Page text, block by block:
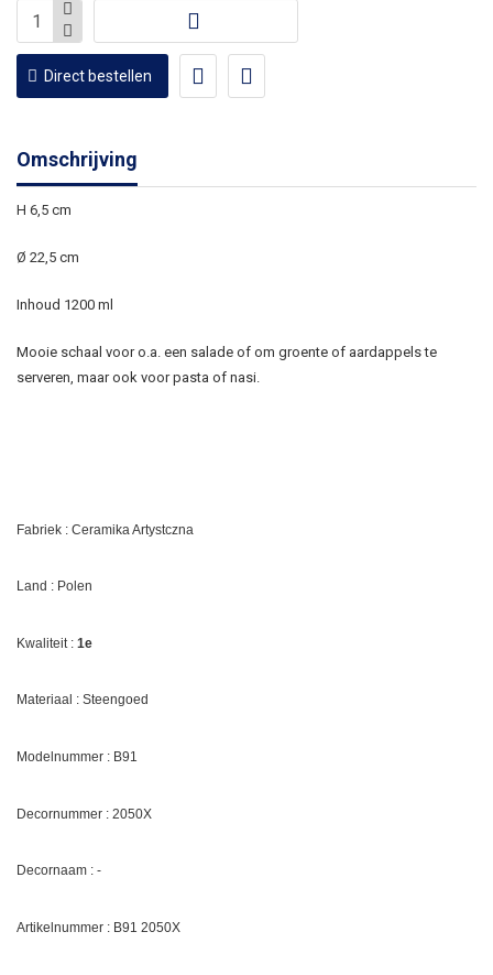
Direct bestellen
Omschrijving
H 6,5 cm
Ø 22,5 cm
Inhoud 1200 ml
Mooie schaal voor o.a. een salade of om groente of aardappels te
serveren, maar ook voor pasta of nasi.
Fabriek : Ceramika Artystczna
Land : Polen
Kwaliteit : 1e
Materiaal : Steengoed
Modelnummer : B91
Decornummer : 2050X
Decornaam : -
Artikelnummer : B91 2050X